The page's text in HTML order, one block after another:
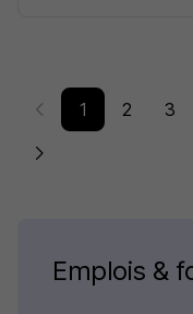
1 2 3
Emplois &